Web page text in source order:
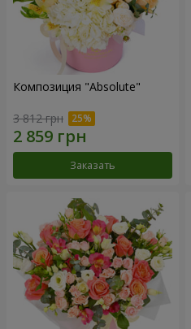
Композиция "Absolute"
3 812 грн
Заказать